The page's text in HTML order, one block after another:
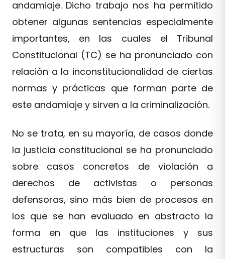
andamiaje. Dicho trabajo nos ha permitido
obtener algunas sentencias especialmente
importantes, en las cuales el Tribunal
Constitucional (TC) se ha pronunciado con
relación a la inconstitucionalidad de ciertas
normas y prácticas que forman parte de
este andamiaje y sirven a la criminalización.
No se trata, en su mayoría, de casos donde
la justicia constitucional se ha pronunciado
sobre casos concretos de violación a
derechos de activistas o personas
defensoras, sino más bien de procesos en
los que se han evaluado en abstracto la
forma en que las instituciones y sus
estructuras son compatibles con la